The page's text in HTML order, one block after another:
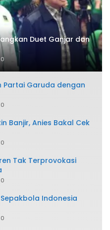
Duet Ganjar dan
0
Partai Garuda dengan
0
Banjir, Anies Bakal Cek
0
Tak Terprovokasi
0
Indonesia
0